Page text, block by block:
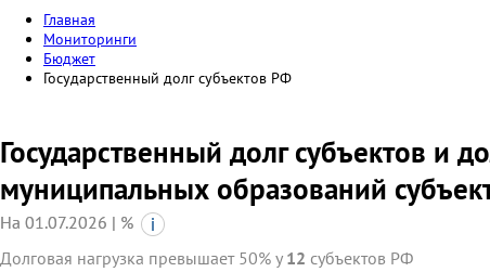
Главная
Мониторинги
Бюджет
Государственный долг субъектов РФ
Государственный долг субъектов и
муниципальных образований
На 01.07.2026 | %
Долговая нагрузка превышает 50% у 12 субъектов РФ